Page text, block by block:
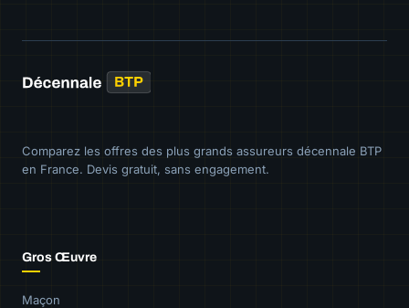
Comparez les offres des plus grands assureurs décennale BTP
en France. Devis gratuit, sans engagement.
Gros Œuvre
Maçon